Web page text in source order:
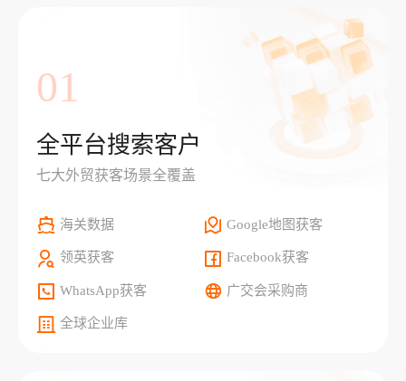
01
全平台搜索客户
七大外贸获客场景全覆盖
海关数据 Google地图获客
领英获客 Facebook获客
WhatsApp获客 广交会采购商
全球企业库